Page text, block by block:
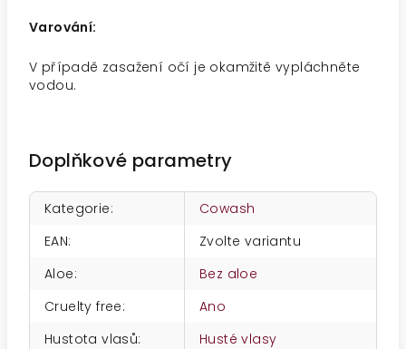
Varování:
V případě zasažení očí je okamžitě vypláchněte
vodou.
Doplňkové parametry
Kategorie:
Cowash
EAN:
Zvolte variantu
Aloe:
Bez aloe
Cruelty free:
Ano
Hustota vlasů:
Husté vlasy